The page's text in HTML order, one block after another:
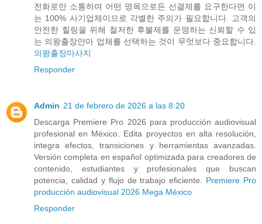
전화로만 소통하며 어떤 명목으로든 선결제를 요구한다면 이
는 100% 사기업체이므로 각별한 주의가 필요합니다. 고객의
안전한 힐링을 위해 철저한 후불제를 운영하는 신뢰할 수 있
는 의왕출장안마 업체를 선택하는 것이 무엇보다 중요합니다.
의왕출장마사지
Responder
Admin 21 de febrero de 2026 a las 8:20
Descarga Premiere Pro 2026 para producción audiovisual
profesional en México. Edita proyectos en alta resolución,
integra efectos, transiciones y herramientas avanzadas.
Versión completa en español optimizada para creadores de
contenido, estudiantes y profesionales que buscan
potencia, calidad y flujo de trabajo eficiente. Premiere Pro
producción audiovisual 2026 Mega México
Responder